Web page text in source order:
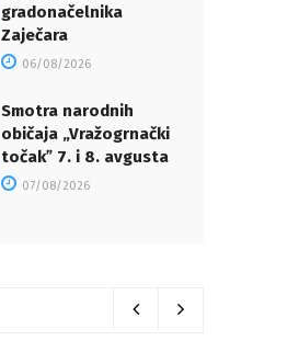
gradonačelnika
Zaječara
06/08/2026
Smotra narodnih
običaja „Vražogrnački
točakˮ 7. i 8. avgusta
07/08/2026